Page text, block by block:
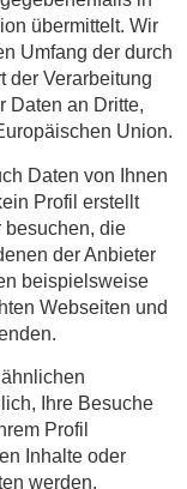
übermittelt. Wir
Umfang der durch
der Verarbeitung
Daten an Dritte,
Union.
Daten von Ihnen
Profil erstellt
besuchen, die
der Anbieter
beispielsweise
Webseiten und
Ihre Besuche
Profil
Inhalte oder
werden.